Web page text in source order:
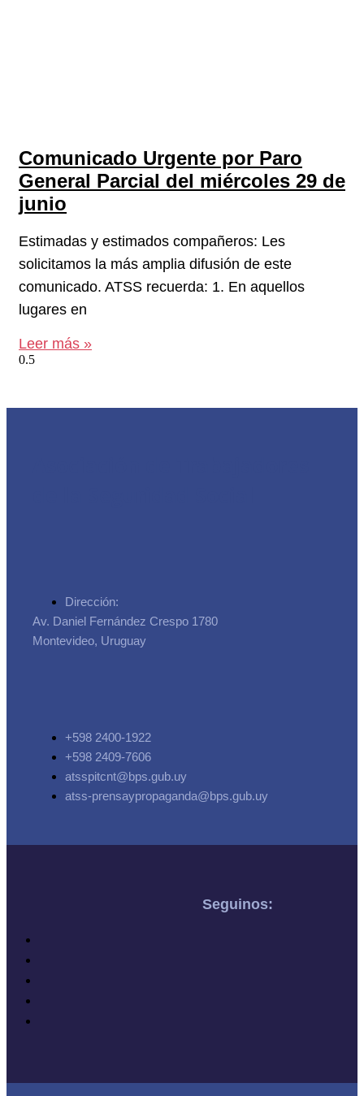
Comunicado Urgente por Paro
General Parcial del miércoles 29 de
junio
Estimadas y estimados compañeros: Les
solicitamos la más amplia difusión de este
comunicado. ATSS recuerda: 1. En aquellos
lugares en
Leer más »
Dirección:
Av. Daniel Fernández Crespo 1780
Montevideo, Uruguay
+598 2400-1922
+598 2409-7606
atsspitcnt@bps.gub.uy
atss-prensaypropaganda@bps.gub.uy
Seguinos: